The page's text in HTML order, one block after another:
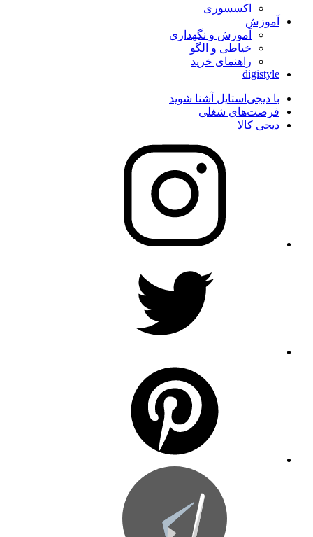
اکسسوری
آموزش
آموزش و نگهداری
خیاطی و الگو
راهنمای خرید
digistyle
با دیجی‌استایل آشنا شوید
فرصت‌های شغلی
دیجی کالا